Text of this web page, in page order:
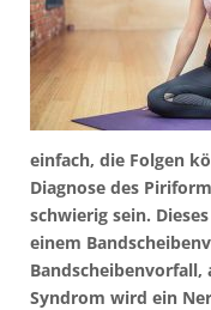
einfach, die Folgen
Diagnose des
schwierig sein.
einem
Syndrom wird ein